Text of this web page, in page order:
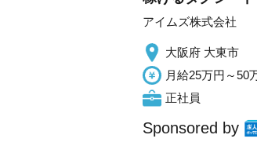
アイムズ株式会社
大阪府 大東市
月給25万円～50
正社員
Sponsored by